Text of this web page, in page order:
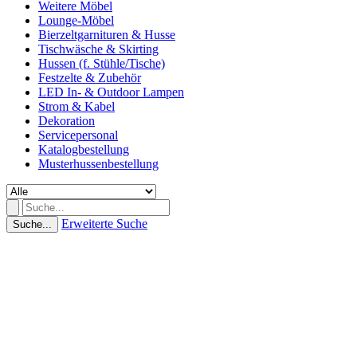
Weitere Möbel
Lounge-Möbel
Bierzeltgarnituren & Husse
Tischwäsche & Skirting
Hussen (f. Stühle/Tische)
Festzelte & Zubehör
LED In- & Outdoor Lampen
Strom & Kabel
Dekoration
Servicepersonal
Katalogbestellung
Musterhussenbestellung
Suche... Erweiterte Suche
(0